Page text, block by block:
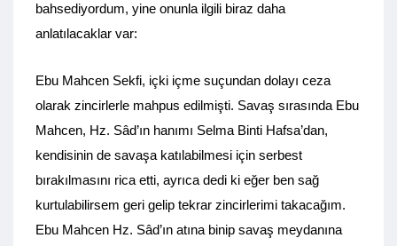
bahsediyordum, yine onunla ilgili biraz daha
anlatılacaklar var:
Ebu Mahcen Sekfi, içki içme suçundan dolayı ceza
olarak zincirlerle mahpus edilmişti. Savaş sırasında Ebu
Mahcen, Hz. Sâd’ın hanımı Selma Binti Hafsa’dan,
kendisinin de savaşa katılabilmesi için serbest
bırakılmasını rica etti, ayrıca dedi ki eğer ben sağ
kurtulabilirsem geri gelip tekrar zincirlerimi takacağım.
Ebu Mahcen Hz. Sâd’ın atına binip savaş meydanına